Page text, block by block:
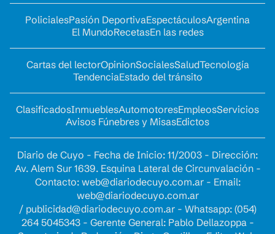
PolicialesPasión DeportivaEspectáculosArgentina
El MundoRecetasEn las redes
Cartas del lectorOpinionSocialesSaludTecnología
TendenciaEstado del tránsito
ClasificadosInmueblesAutomotoresEmpleosServicios
Avisos Fúnebres y MisasEdictos
Diario de Cuyo - Fecha de Inicio: 11/2003 - Dirección:
Av. Alem Sur 1639. Esquina Lateral de Circunvalación -
Contacto: web@diariodecuyo.com.ar- Email:
web@diariodecuyo.com.ar
/ publicidad@diariodecuyo.com.ar- Whatsapp: (054)
264 5045343 - Gerente General: Pablo Dellazoppa -